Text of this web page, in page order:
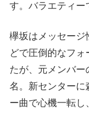
す。バラエティー
欅坂はメッセージ
どで圧倒的なフ
たが、元メンバー
名。新センターに
ー曲で心機一転し